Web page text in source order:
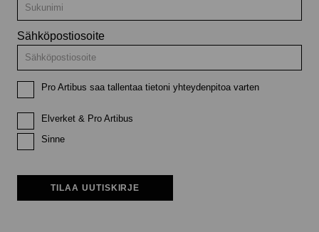
Sähköpostiosoite
Pro Artibus saa tallentaa tietoni yhteydenpitoa varten
Elverket & Pro Artibus
Sinne
TILAA UUTISKIRJE